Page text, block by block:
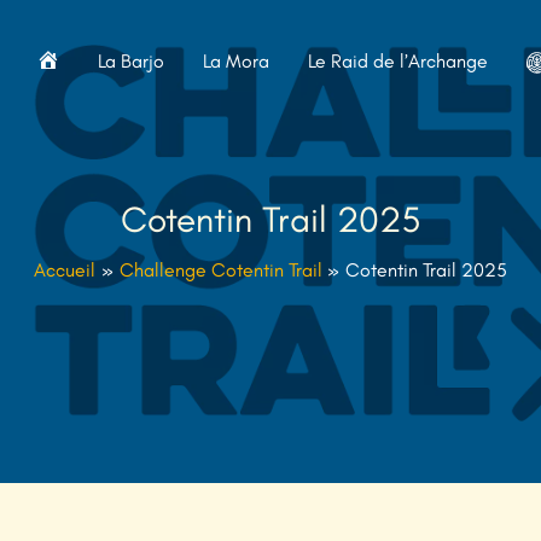
A
c
c
u
e
La Barjo La Mora Le Raid de l’Archange
Cotentin Trail 2025
Accueil Challenge Cotentin Trail Cotentin Trail 2025